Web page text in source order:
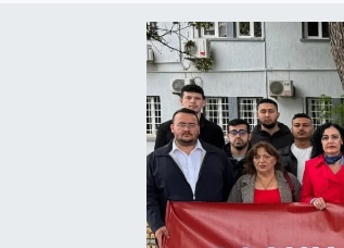
Haber Arşivi